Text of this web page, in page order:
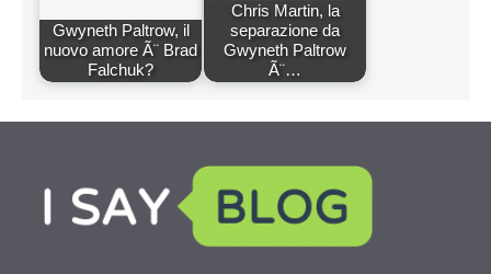
Gwyneth Paltrow, il
nuovo amore Ã¨ Brad
Falchuk?
Chris Martin, la
separazione da
Gwyneth Paltrow
Ã¨…